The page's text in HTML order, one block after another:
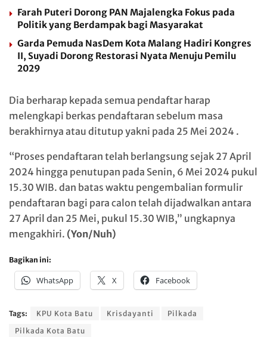
Farah Puteri Dorong PAN Majalengka Fokus pada
Politik yang Berdampak bagi Masyarakat
Garda Pemuda NasDem Kota Malang Hadiri Kongres
II, Suyadi Dorong Restorasi Nyata Menuju Pemilu
2029
Dia berharap kepada semua pendaftar harap
melengkapi berkas pendaftaran sebelum masa
berakhirnya atau ditutup yakni pada 25 Mei 2024 .
“Proses pendaftaran telah berlangsung sejak 27 April
2024 hingga penutupan pada Senin, 6 Mei 2024 pukul
15.30 WIB. dan batas waktu pengembalian formulir
pendaftaran bagi para calon telah dijadwalkan antara
27 April dan 25 Mei, pukul 15.30 WIB,” ungkapnya
mengakhiri. (Yon/Nuh)
Bagikan ini:
WhatsApp X Facebook
Tags: KPU Kota Batu Krisdayanti
Pilkada
Pilkada Kota Batu